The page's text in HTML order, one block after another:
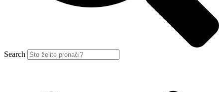
Search